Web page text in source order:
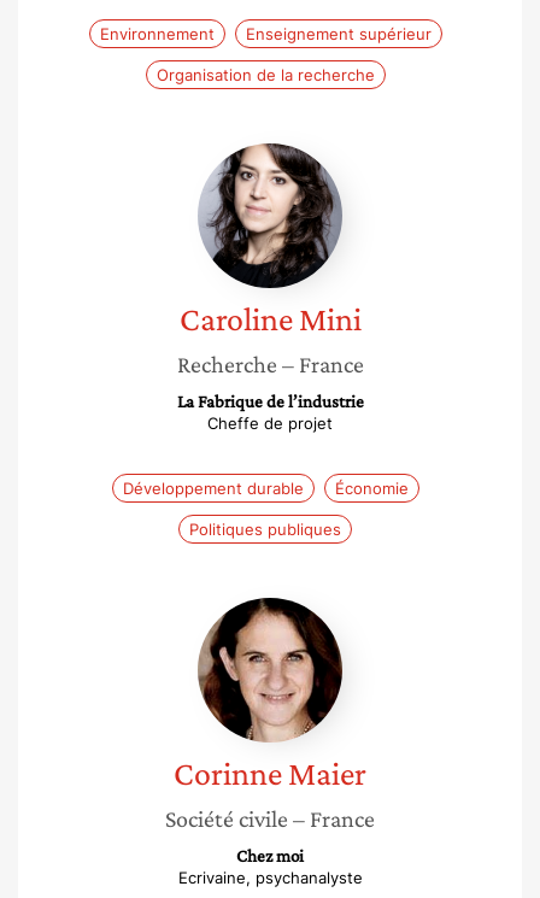
Environnement Enseignement supérieur
Organisation de la recherche
Caroline
Mini
Caroline Mini
Recherche – France
La Fabrique de l’industrie
Cheffe de projet
Développement durable Économie
Politiques publiques
Corinne
Maier
CorinneMaier
Société civile – France
Chez moi
Ecrivaine, psychanalyste